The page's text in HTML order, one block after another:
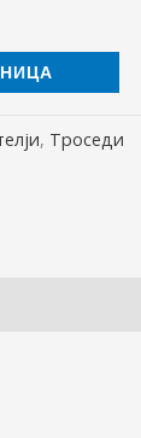
, Троседи